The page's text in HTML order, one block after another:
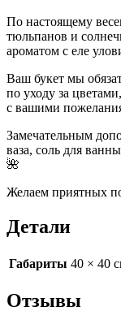
По настоящему
тюльпанов и
ароматом с еле
Ваш букет мы
по уходу за
с вашими
Замечательным
ваза, соль для
🌺
Желаем приятных
Детали
Габариты 40 × 40
Отзывы